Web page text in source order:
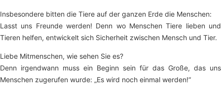
Insbesondere bitten die Tiere auf der ganzen Erde die Menschen:
Lasst uns Freunde werden! Denn wo Menschen Tiere lieben und
Tieren helfen, entwickelt sich Sicherheit zwischen Mensch und Tier.
Liebe Mitmenschen, wie sehen Sie es?
Denn irgendwann muss ein Beginn sein für das Große, das uns
Menschen zugerufen wurde: „Es wird noch einmal werden!“